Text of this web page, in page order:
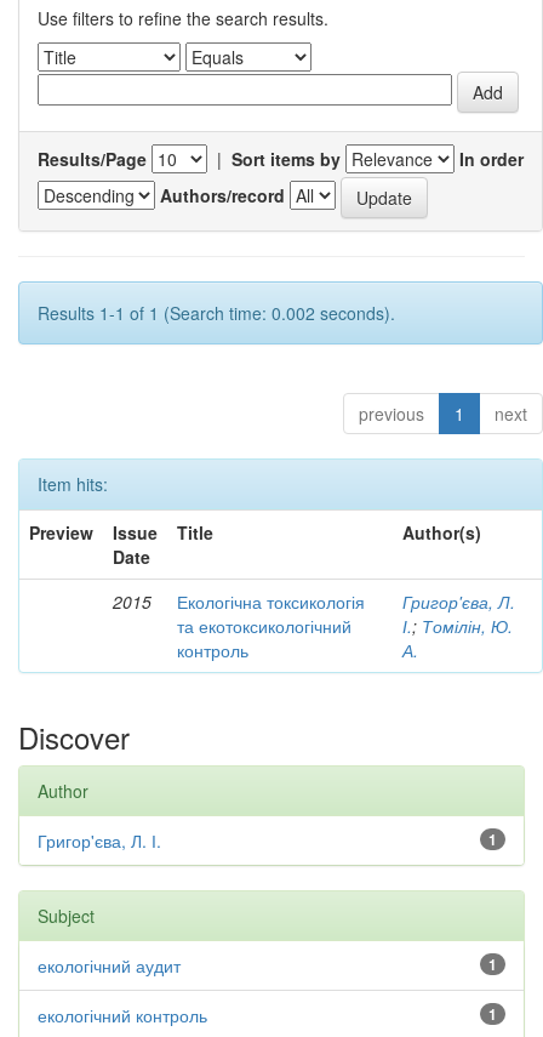
Use filters to refine the search results.
Results/Page | Sort items by
In order
Authors/record
Results 1-1 of 1 (Search time: 0.002 seconds).
previous 1 next
Item hits:
Preview
Issue
Date
Title Author(s)
2015
Екологічна токсикологія
та екотоксикологічний
контроль
Григор'єва, Л.
І.; Томілін, Ю.
А.
Discover
Author
1
Григор'єва, Л. І.
Subject
1
екологічний аудит
1
екологічний контроль